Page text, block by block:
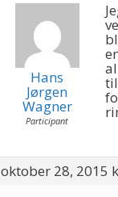
Hans
Jørgen
Wagner
Participant
oktober 28, 2015